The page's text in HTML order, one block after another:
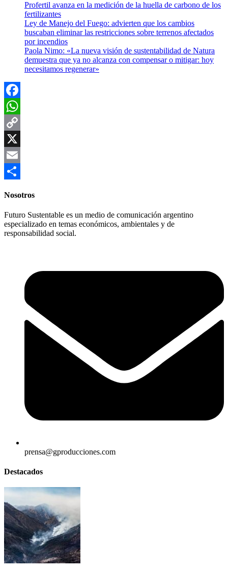
Profertil avanza en la medición de la huella de carbono de los
fertilizantes
Ley de Manejo del Fuego: advierten que los cambios
buscaban eliminar las restricciones sobre terrenos afectados
por incendios
Paola Nimo: «La nueva visión de sustentabilidad de Natura
demuestra que ya no alcanza con compensar o mitigar: hoy
necesitamos regenerar»
Facebook
WhatsApp
Copy
Link
X
Email
Nosotros
Futuro Sustentable es un medio de comunicación argentino
especializado en temas económicos, ambientales y de
responsabilidad social.
prensa@gproducciones.com
Destacados